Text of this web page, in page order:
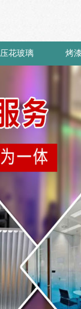
压花玻璃 烤